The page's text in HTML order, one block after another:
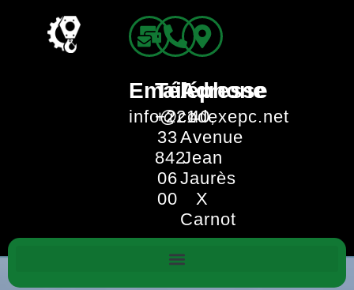
Email
info@codexepc.net
Téléphone
+221
33
842
06
00
Adresse
40,
Avenue
Jean
Jaurès
X
Carnot